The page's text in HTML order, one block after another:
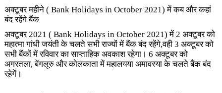
अक्टूबर महीने ( Bank Holidays in October 2021) में कब और कहां
बंद रहेंगे बैंक
अक्टूबर 2021 ( Bank Holidays in October 2021) में 2 अक्टूबर को
महात्मा गांधी जयंती के चलते सभी राज्यों में बैंक बंद रहेंगे,वही 3 अक्टूबर को
सभी बैंकों में रविवार का साप्ताहिक अवकाश रहेगा। 6 अक्टूबर को
अगरतला, बेंगलूरु और कोलकाता में महालयया अमावस्या के चलते बैंक बंद
रहेगें।